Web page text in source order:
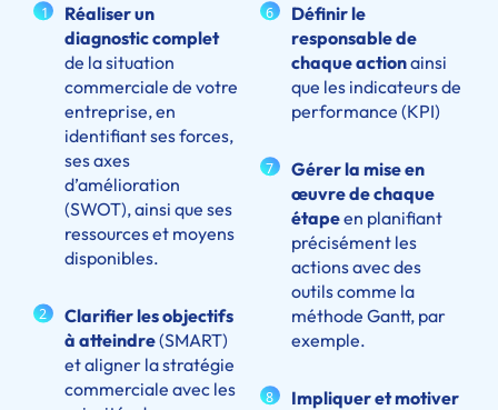
1
Réaliser un
diagnostic complet
de la situation
commerciale de votre
entreprise, en
identifiant ses forces,
ses axes
d’amélioration
(SWOT), ainsi que ses
ressources et moyens
disponibles.
2
Clarifier les objectifs
à atteindre(SMART)
et aligner la stratégie
commerciale avec les
6
Définir le
responsable de
chaque actionainsi
que les indicateurs de
performance (KPI)
7
Gérer la mise en
œuvre de chaque
étapeen planifiant
précisément les
actions avec des
outils comme la
méthode Gantt, par
exemple.
8
Impliquer et motiver